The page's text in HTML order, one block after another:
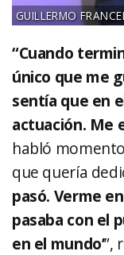
GUILLERMO
“Cuando
único que me
sentía que en
actuación. Me
habló
que quería
pasó. Verme
pasaba con el
en el mundo’”,